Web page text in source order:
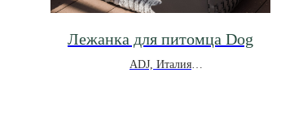
Лежанка для питомца Dog
ADJ, Италия